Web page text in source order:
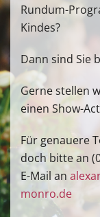
Rundum-
Kindes?
Dann sind Sie
Gerne stellen
einen Show-
Für genauere
doch bitte an
E-Mail an
monro.de